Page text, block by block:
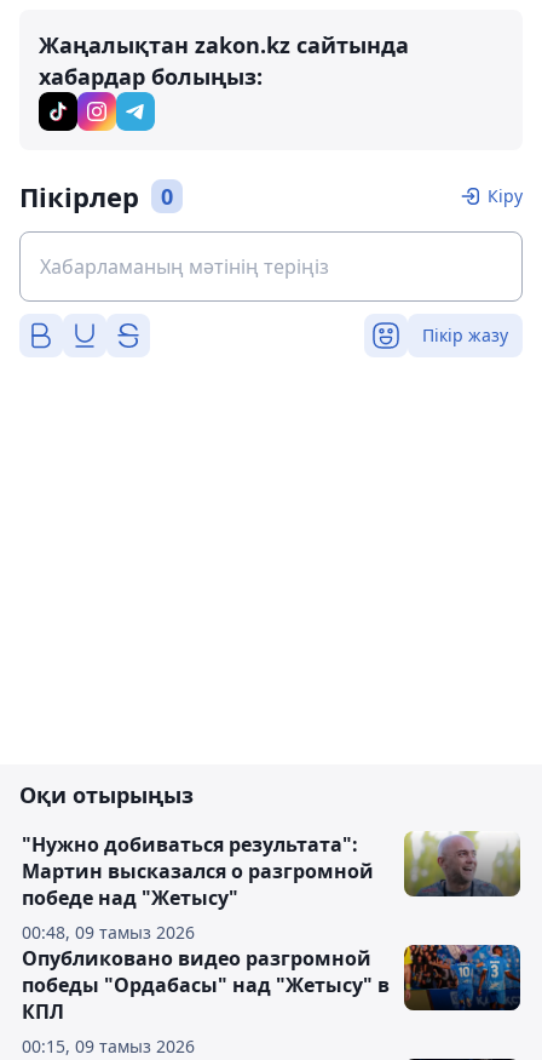
Жаңалықтан zakon.kz сайтында
хабардар болыңыз:
Пікірлер 0 Кіру
Пікір жазу
Оқи отырыңыз
00:48, 09 тамыз 2026
"Нужно добиваться результата":
Мартин высказался о разгромной
победе над "Жетысу"
00:15, 09 тамыз 2026
Опубликовано видео разгромной
победы "Ордабасы" над "Жетысу" в
КПЛ